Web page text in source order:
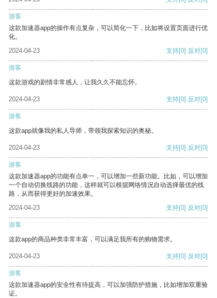
游客
这款加速器app的操作有点复杂，可以简化一下，比如将设置页面进行优
化。
2024-04-23
支持[0] 反对[0]
游客
这款游戏的剧情非常感人，让我久久不能忘怀。
2024-04-23 支持[0] 反对[0]
游客
这款app就像我的私人导师，带领我探索知识的奥秘。
2024-04-23 支持[0] 反对[0]
游客
这款加速器app的功能有点单一，可以增加一些新功能。比如，可以增加
一个自动切换线路的功能，这样就可以根据网络情况自动选择最优的线
路，从而获得更好的加速效果。
2024-04-23
支持[0] 反对[0]
游客
这款app的商品种类非常丰富，可以满足我所有的购物需求。
2024-04-23 支持[0] 反对[0]
游客
这款加速器app的安全性有待提高，可以加强防护措施，比如增加双重验
证。